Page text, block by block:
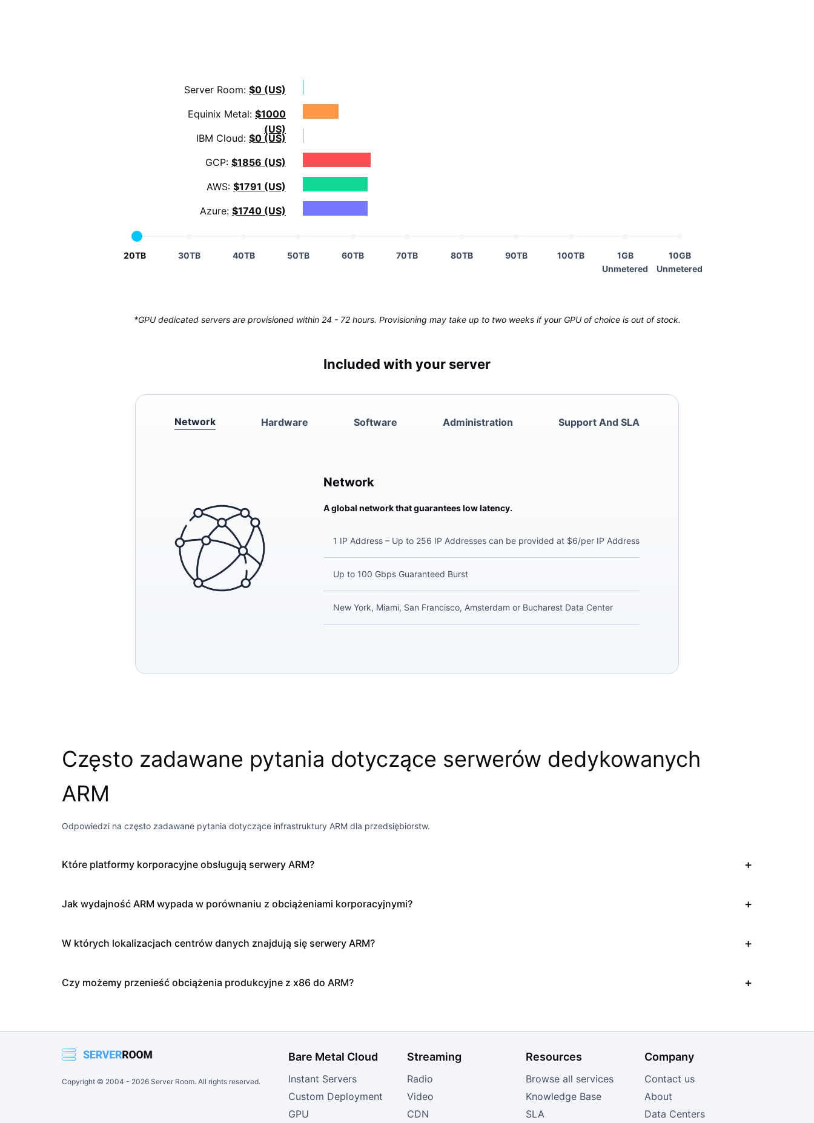
Server Room: $0 (US)
Equinix Metal: $1000
(US)
IBM Cloud: $0 (US)
GCP: $1856 (US)
AWS: $1791 (US)
Azure: $1740 (US)
20TB 30TB 40TB 50TB 60TB 70TB 80TB 90TB 100TB
1GB
Unmetered
10GB
Unmetered
*GPU dedicated servers are provisioned within 24 - 72 hours. Provisioning may take up to two weeks if your GPU of choice is out of stock.
Included with your server
Network Hardware Software Administration Support And SLA
Network
A global network that guarantees low latency.
1 IP Address – Up to 256 IP Addresses can be provided at $6/per IP Address
Up to 100 Gbps Guaranteed Burst
New York, Miami, San Francisco, Amsterdam or Bucharest Data Center
Często zadawane pytania dotyczące serwerów dedykowanych
ARM
Odpowiedzi na często zadawane pytania dotyczące infrastruktury ARM dla przedsiębiorstw.
Które platformy korporacyjne obsługują serwery ARM?
Jak wydajność ARM wypada w porównaniu z obciążeniami korporacyjnymi?
W których lokalizacjach centrów danych znajdują się serwery ARM?
Czy możemy przenieść obciążenia produkcyjne z x86 do ARM?
Copyright © 2004 - 2026 Server Room. All rights reserved.
Bare Metal Cloud
Instant Servers
Custom Deployment
GPU
Streaming
Radio
Video
CDN
Resources
Browse all services
Knowledge Base
SLA
Company
Contact us
About
Data Centers